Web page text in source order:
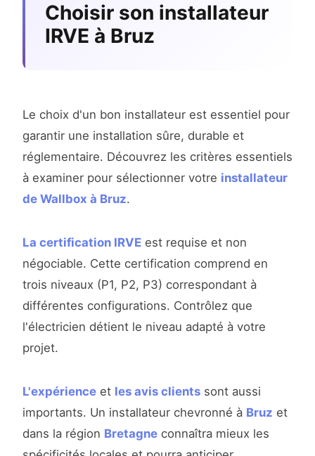
Choisir son installateur
IRVE à Bruz
Le choix d'un bon installateur est essentiel pour
garantir une installation sûre, durable et
réglementaire. Découvrez les critères essentiels
à examiner pour sélectionner votre installateur
de Wallbox à Bruz.
La certification IRVE est requise et non
négociable. Cette certification comprend en
trois niveaux (P1, P2, P3) correspondant à
différentes configurations. Contrôlez que
l'électricien détient le niveau adapté à votre
projet.
L'expérience et les avis clients sont aussi
importants. Un installateur chevronné à Bruz et
dans la région Bretagne connaîtra mieux les